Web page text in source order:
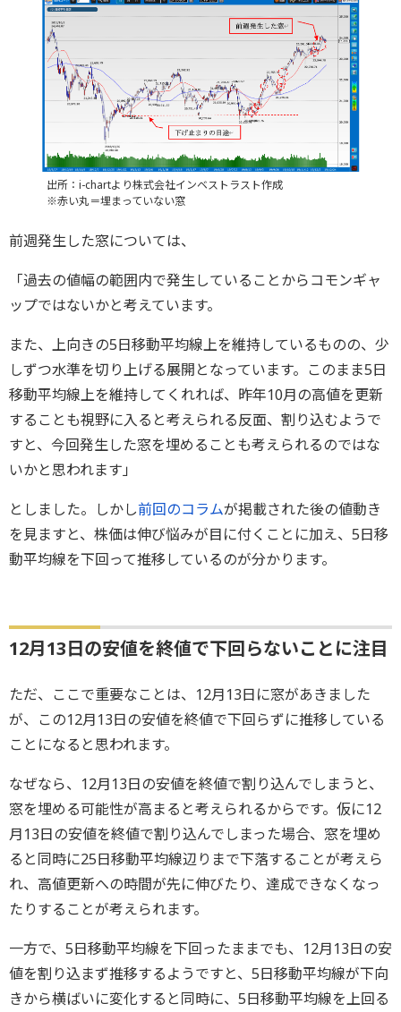
出所：i-chartより株式会社インベストラスト作成
※赤い丸＝埋まっていない窓
前週発生した窓については、
「過去の値幅の範囲内で発生していることからコモンギャ
ップではないかと考えています。
また、上向きの5日移動平均線上を維持しているものの、少
しずつ水準を切り上げる展開となっています。このまま5日
移動平均線上を維持してくれれば、昨年10月の高値を更新
することも視野に入ると考えられる反面、割り込むようで
すと、今回発生した窓を埋めることも考えられるのではな
いかと思われます」
としました。しかし前回のコラムが掲載された後の値動き
を見ますと、株価は伸び悩みが目に付くことに加え、5日移
動平均線を下回って推移しているのが分かります。
12月13日の安値を終値で下回らないことに注目
ただ、ここで重要なことは、12月13日に窓があきました
が、この12月13日の安値を終値で下回らずに推移している
ことになると思われます。
なぜなら、12月13日の安値を終値で割り込んでしまうと、
窓を埋める可能性が高まると考えられるからです。仮に12
月13日の安値を終値で割り込んでしまった場合、窓を埋め
ると同時に25日移動平均線辺りまで下落することが考えら
れ、高値更新への時間が先に伸びたり、達成できなくなっ
たりすることが考えられます。
一方で、5日移動平均線を下回ったままでも、12月13日の安
値を割り込まず推移するようですと、5日移動平均線が下向
きから横ばいに変化すると同時に、5日移動平均線を上回る